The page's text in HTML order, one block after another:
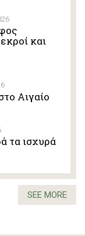
και
Αιγαίο
τα ισχυρά
SEE MORE